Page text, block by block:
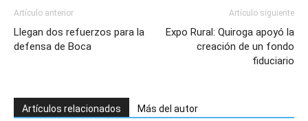
Artículo anterior
Llegan dos refuerzos para la
defensa de Boca
Artículo siguiente
Expo Rural: Quiroga apoyó la
creación de un fondo
fiduciario
Artículos relacionados Más del autor